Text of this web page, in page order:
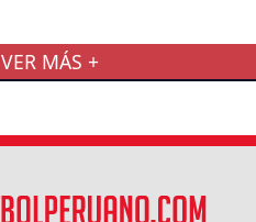
VER MÁS +